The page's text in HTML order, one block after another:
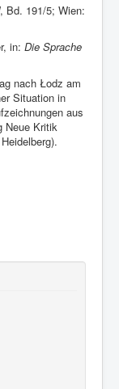
Bd. 191/5; Wien:
in: Die Sprache
nach Łodz am
Situation in
aus
Neue Kritik